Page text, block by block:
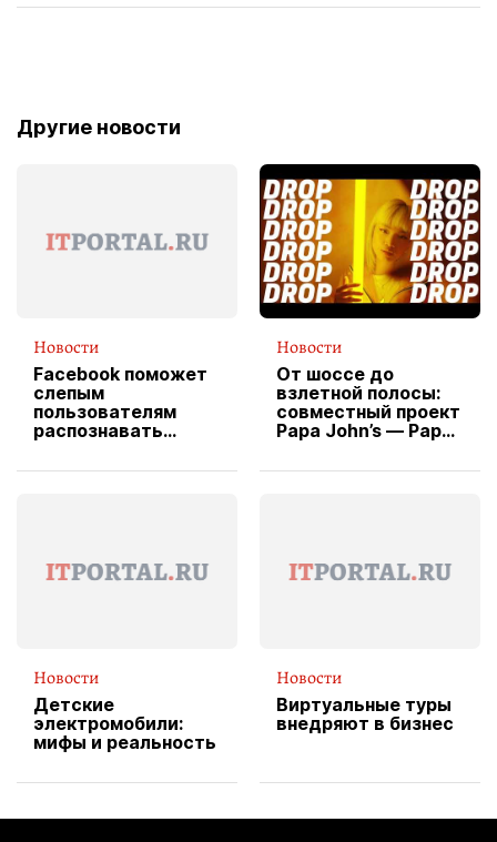
Другие новости
Новости
Facebook поможет
слепым
пользователям
распознавать
Новости
От шоссе до
взлетной полосы:
совместный проект
Papa John’s — Papa
вводит
Новости
Детские
электромобили:
мифы и реальность
Новости
Виртуальные туры
внедряют в бизнес